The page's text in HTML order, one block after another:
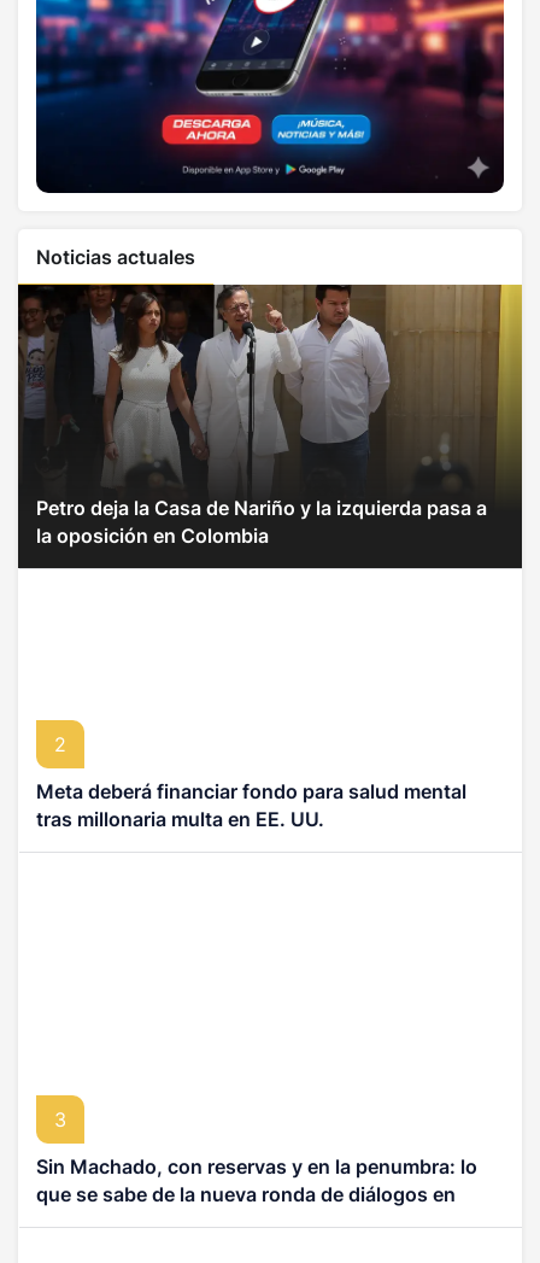
Noticias actuales
Petro deja la Casa de Nariño y la izquierda pasa a
la oposición en Colombia
2
Meta deberá financiar fondo para salud mental
tras millonaria multa en EE. UU.
3
Sin Machado, con reservas y en la penumbra: lo
que se sabe de la nueva ronda de diálogos en
Venezuela